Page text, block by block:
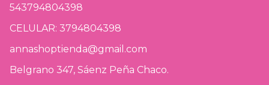
543794804398
CELULAR: 3794804398
annashoptienda@gmail.com
Belgrano 347, Sáenz Peña Chaco.